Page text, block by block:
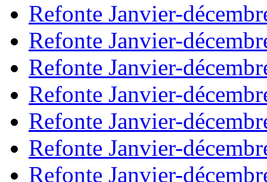
Refonte Janvier-
Refonte Janvier-
Refonte Janvier-
Refonte Janvier-
Refonte Janvier-
Refonte Janvier-
Refonte Janvier-